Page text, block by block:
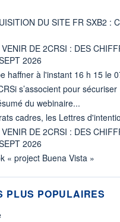
DU SITE FR SXB2 :
DE 2CRSI : DES
2026
haffner à l'instant 16 h 15 le
s’associent pour sécuriser
du webinaire...
cadres, les Lettres
DE 2CRSI : DES
2026
« project Buena Vista »
PLUS POPULAIRES